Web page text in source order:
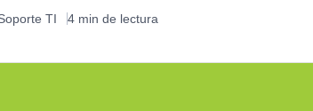
TI 4 min de lectura